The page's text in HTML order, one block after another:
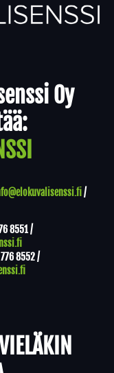
Oy
/
8551/
8552/